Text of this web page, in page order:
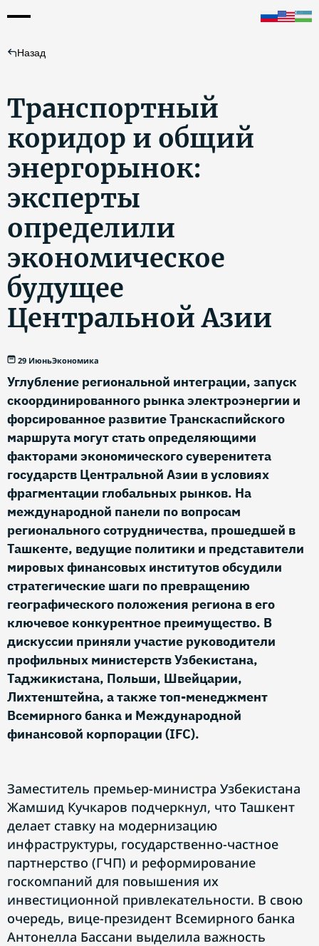
Назад
Транспортный
коридор и общий
энергорынок:
эксперты
определили
экономическое
будущее
Центральной Азии
29 ИюньЭкономика
Углубление региональной интеграции, запуск
скоординированного рынка электроэнергии и
форсированное развитие Транскаспийского
маршрута могут стать определяющими
факторами экономического суверенитета
государств Центральной Азии в условиях
фрагментации глобальных рынков. На
международной панели по вопросам
регионального сотрудничества, прошедшей в
Ташкенте, ведущие политики и представители
мировых финансовых институтов обсудили
стратегические шаги по превращению
географического положения региона в его
ключевое конкурентное преимущество. В
дискуссии приняли участие руководители
профильных министерств Узбекистана,
Таджикистана, Польши, Швейцарии,
Лихтенштейна, а также топ-менеджмент
Всемирного банка и Международной
финансовой корпорации (IFC).
Заместитель премьер-министра Узбекистана
Жамшид Кучкаров подчеркнул, что Ташкент
делает ставку на модернизацию
инфраструктуры, государственно-частное
партнерство (ГЧП) и реформирование
госкомпаний для повышения их
инвестиционной привлекательности. В свою
очередь, вице-президент Всемирного банка
Антонелла Бассани выделила важность